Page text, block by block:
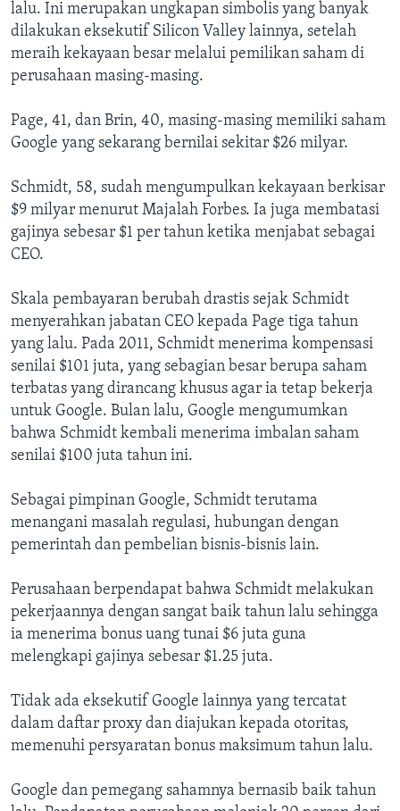
lalu. Ini merupakan ungkapan simbolis yang banyak
dilakukan eksekutif Silicon Valley lainnya, setelah
meraih kekayaan besar melalui pemilikan saham di
perusahaan masing-masing.
Page, 41, dan Brin, 40, masing-masing memiliki saham
Google yang sekarang bernilai sekitar $26 milyar.
Schmidt, 58, sudah mengumpulkan kekayaan berkisar
$9 milyar menurut Majalah Forbes. Ia juga membatasi
gajinya sebesar $1 per tahun ketika menjabat sebagai
CEO.
Skala pembayaran berubah drastis sejak Schmidt
menyerahkan jabatan CEO kepada Page tiga tahun
yang lalu. Pada 2011, Schmidt menerima kompensasi
senilai $101 juta, yang sebagian besar berupa saham
terbatas yang dirancang khusus agar ia tetap bekerja
untuk Google. Bulan lalu, Google mengumumkan
bahwa Schmidt kembali menerima imbalan saham
senilai $100 juta tahun ini.
Sebagai pimpinan Google, Schmidt terutama
menangani masalah regulasi, hubungan dengan
pemerintah dan pembelian bisnis-bisnis lain.
Perusahaan berpendapat bahwa Schmidt melakukan
pekerjaannya dengan sangat baik tahun lalu sehingga
ia menerima bonus uang tunai $6 juta guna
melengkapi gajinya sebesar $1.25 juta.
Tidak ada eksekutif Google lainnya yang tercatat
dalam daftar proxy dan diajukan kepada otoritas,
memenuhi persyaratan bonus maksimum tahun lalu.
Google dan pemegang sahamnya bernasib baik tahun